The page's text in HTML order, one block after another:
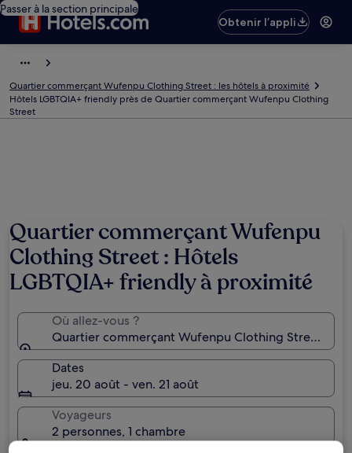
Passer à la section principale
Obtenir l’appli
Quartier commerçant Wufenpu Clothing Street : les hôtels à proximité
Hôtels LGBTQIA+ friendly près de Quartier commerçant Wufenpu Clothing
Street
Quartier commerçant Wufenpu
Clothing Street : Hôtels
LGBTQIA+ friendly à proximité
Où allez-vous ?
Quartier commerçant Wufenpu Clothing Street,
Dates
jeu. 20 août - ven. 21 août
Voyageurs
2 personnes, 1 chambre